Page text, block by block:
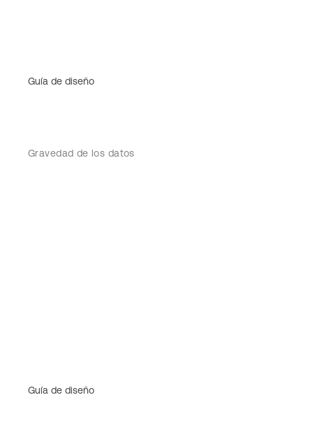
Guía de diseño
Gravedad de los datos
Guía de diseño